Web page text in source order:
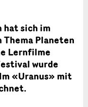
hat sich im
Planeten
Lernfilme
wurde
«Uranus» mit